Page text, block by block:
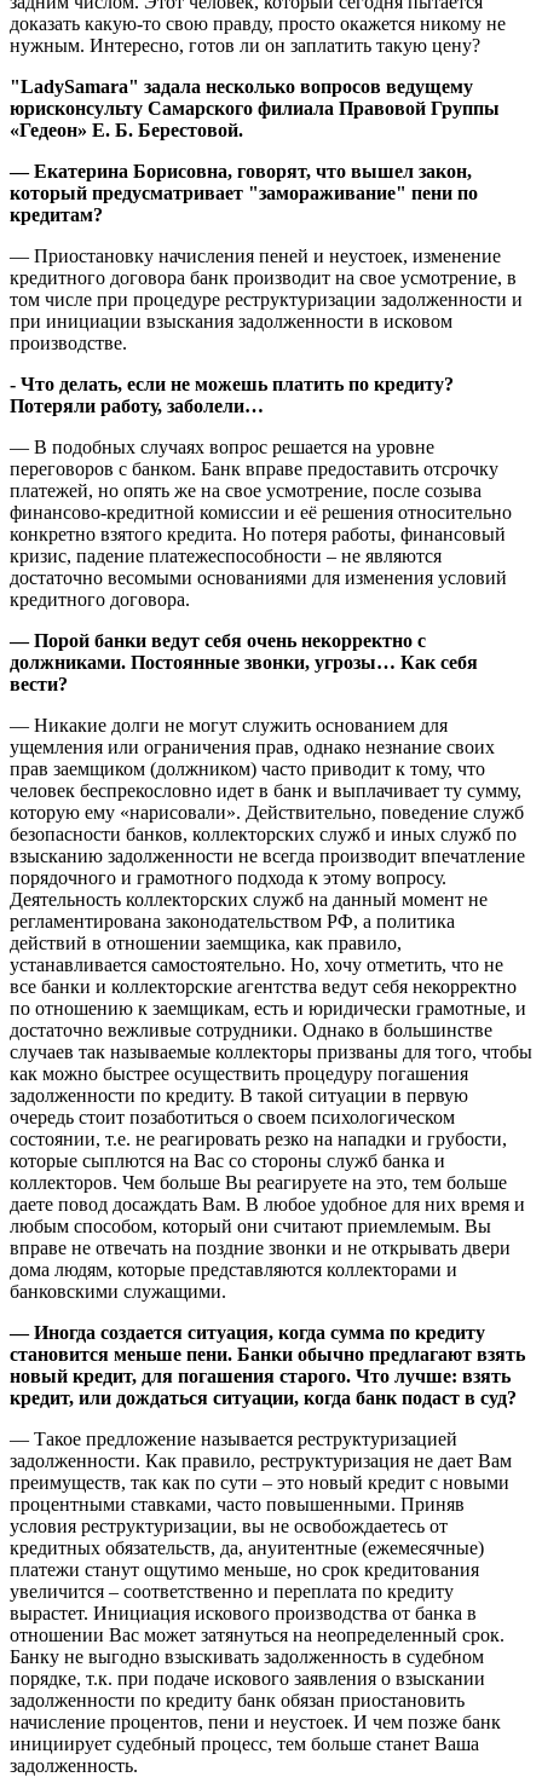
доказать какую-то свою правду, просто окажется никому не
нужным. Интересно, готов ли он заплатить такую цену?
"LadySamara" задала несколько вопросов ведущему
юрисконсульту Самарского филиала Правовой Группы
«Гедеон» Е. Б. Берестовой.
— Екатерина Борисовна, говорят, что вышел закон,
который предусматривает "замораживание" пени по
кредитам?
— Приостановку начисления пеней и неустоек, изменение
кредитного договора банк производит на свое усмотрение, в
том числе при процедуре реструктуризации задолженности и
при инициации взыскания задолженности в исковом
производстве.
- Что делать, если не можешь платить по кредиту?
Потеряли работу, заболели…
— В подобных случаях вопрос решается на уровне
переговоров с банком. Банк вправе предоставить отсрочку
платежей, но опять же на свое усмотрение, после созыва
финансово-кредитной комиссии и её решения относительно
конкретно взятого кредита. Но потеря работы, финансовый
кризис, падение платежеспособности – не являются
достаточно весомыми основаниями для изменения условий
кредитного договора.
— Порой банки ведут себя очень некорректно с
должниками. Постоянные звонки, угрозы… Как себя
вести?
— Никакие долги не могут служить основанием для
ущемления или ограничения прав, однако незнание своих
прав заемщиком (должником) часто приводит к тому, что
человек беспрекословно идет в банк и выплачивает ту сумму,
которую ему «нарисовали». Действительно, поведение служб
безопасности банков, коллекторских служб и иных служб по
взысканию задолженности не всегда производит впечатление
порядочного и грамотного подхода к этому вопросу.
Деятельность коллекторских служб на данный момент не
регламентирована законодательством РФ, а политика
действий в отношении заемщика, как правило,
устанавливается самостоятельно. Но, хочу отметить, что не
все банки и коллекторские агентства ведут себя некорректно
по отношению к заемщикам, есть и юридически грамотные, и
достаточно вежливые сотрудники. Однако в большинстве
случаев так называемые коллекторы призваны для того, чтобы
как можно быстрее осуществить процедуру погашения
задолженности по кредиту. В такой ситуации в первую
очередь стоит позаботиться о своем психологическом
состоянии, т.е. не реагировать резко на нападки и грубости,
которые сыплются на Вас со стороны служб банка и
коллекторов. Чем больше Вы реагируете на это, тем больше
даете повод досаждать Вам. В любое удобное для них время и
любым способом, который они считают приемлемым. Вы
вправе не отвечать на поздние звонки и не открывать двери
дома людям, которые представляются коллекторами и
банковскими служащими.
— Иногда создается ситуация, когда сумма по кредиту
становится меньше пени. Банки обычно предлагают взять
новый кредит, для погашения старого. Что лучше: взять
кредит, или дождаться ситуации, когда банк подаст в суд?
— Такое предложение называется реструктуризацией
задолженности. Как правило, реструктуризация не дает Вам
преимуществ, так как по сути – это новый кредит с новыми
процентными ставками, часто повышенными. Приняв
условия реструктуризации, вы не освобождаетесь от
кредитных обязательств, да, ануитентные (ежемесячные)
платежи станут ощутимо меньше, но срок кредитования
увеличится – соответственно и переплата по кредиту
вырастет. Инициация искового производства от банка в
отношении Вас может затянуться на неопределенный срок.
Банку не выгодно взыскивать задолженность в судебном
порядке, т.к. при подаче искового заявления о взыскании
задолженности по кредиту банк обязан приостановить
начисление процентов, пени и неустоек. И чем позже банк
инициирует судебный процесс, тем больше станет Ваша
задолженность.